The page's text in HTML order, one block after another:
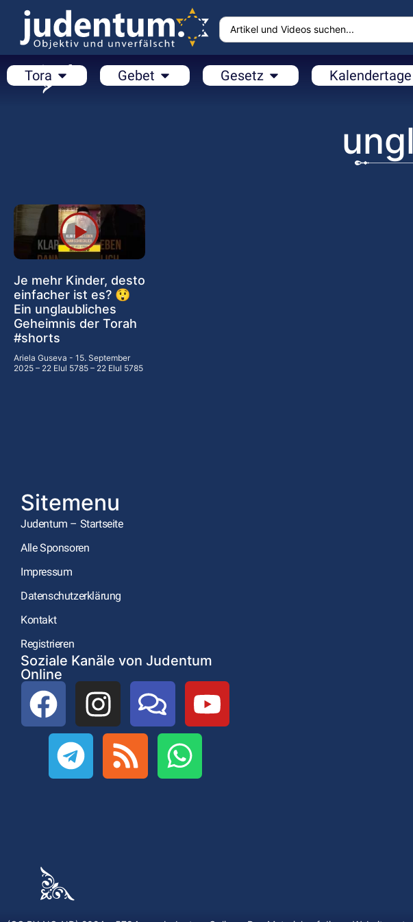
Tora Gebet Gesetz Kalendertage
Je mehr Kinder, desto
einfacher ist es? 😲
Ein unglaubliches
Geheimnis der Torah
#shorts
Ariela Guseva
15. September
2025 – 22 Elul 5785 – 22 Elul 5785
Sitemenu
Judentum – Startseite
Alle Sponsoren
Impressum
Datenschutzerklärung
Kontakt
Registrieren
Soziale Kanäle von Judentum
Online